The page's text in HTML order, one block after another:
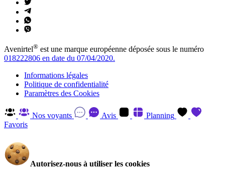
Avenirtel® est une marque européenne déposée sous le numéro
018222806 en date du 07/04/2020.
Informations légales
Politique de confidentialité
Paramètres des Cookies
Nos voyants Avis
Planning
Favoris
Autorisez-nous à utiliser les cookies